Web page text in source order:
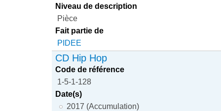
Niveau de description
Pièce
Fait partie de
PIDEE
CD Hip Hop
Code de référence
1-5-1-128
Date(s)
2017 (Accumulation)